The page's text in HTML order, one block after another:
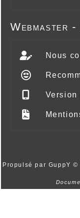
Webmaster
Nous
Version
Propulsé par GuppY©